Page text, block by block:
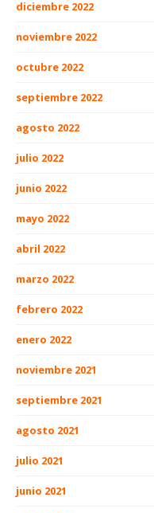
diciembre 2022
noviembre 2022
octubre 2022
septiembre 2022
agosto 2022
julio 2022
junio 2022
mayo 2022
abril 2022
marzo 2022
febrero 2022
enero 2022
noviembre 2021
septiembre 2021
agosto 2021
julio 2021
junio 2021